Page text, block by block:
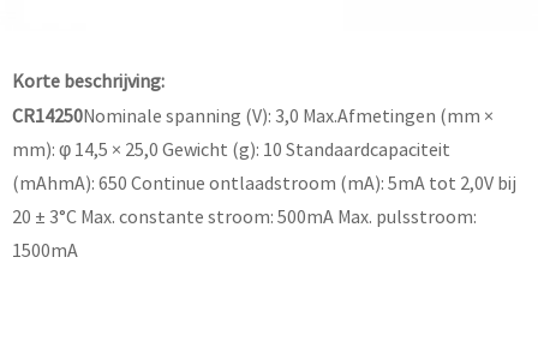
Korte beschrijving:
CR14250Nominale spanning (V): 3,0 Max.Afmetingen (mm ×
mm): φ 14,5 × 25,0 Gewicht (g): 10 Standaardcapaciteit
(mAhmA): 650 Continue ontlaadstroom (mA): 5mA tot 2,0V bij
20 ± 3°C Max. constante stroom: 500mA Max. pulsstroom:
1500mA